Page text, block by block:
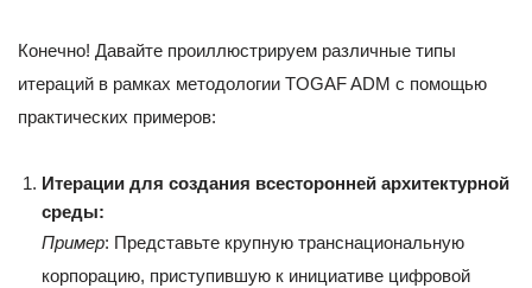
Конечно! Давайте проиллюстрируем различные типы
итераций в рамках методологии TOGAF ADM с помощью
практических примеров:
Итерации для создания всесторонней архитектурной
среды:
Пример: Представьте крупную транснациональную
корпорацию, приступившую к инициативе цифровой